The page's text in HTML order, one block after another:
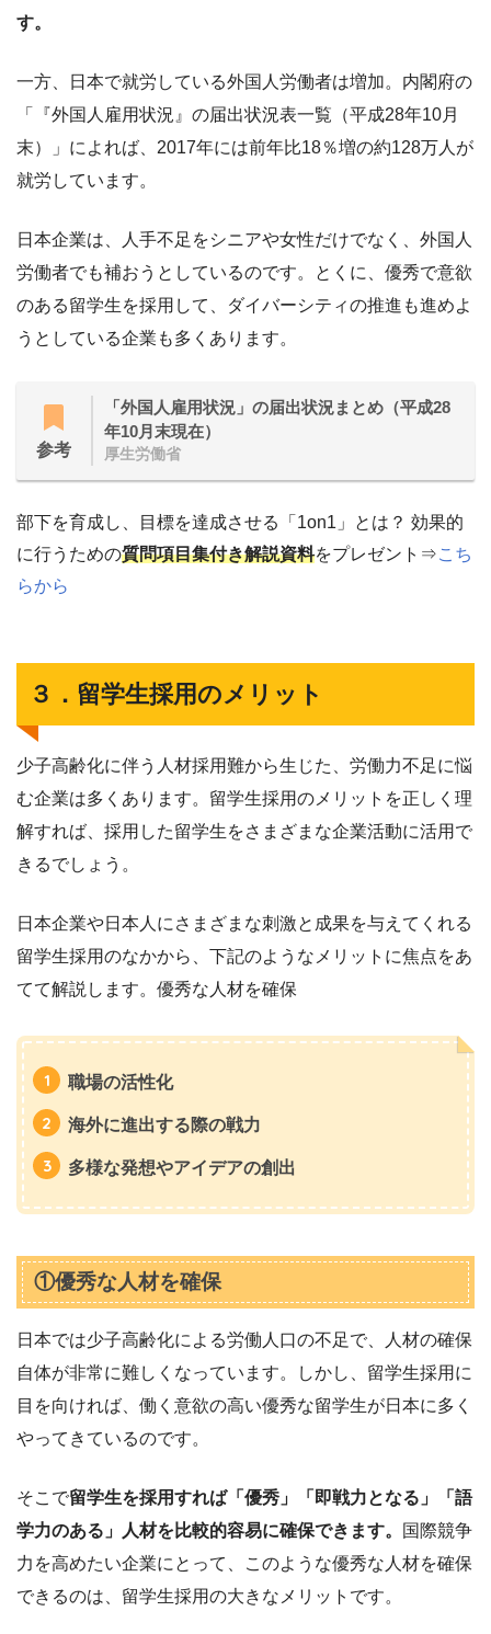
す。
一方、日本で就労している外国人労働者は増加。内閣府の
「『外国人雇用状況』の届出状況表一覧（平成28年10月
末）」によれば、2017年には前年比18％増の約128万人が
就労しています。
日本企業は、人手不足をシニアや女性だけでなく、外国人
労働者でも補おうとしているのです。とくに、優秀で意欲
のある留学生を採用して、ダイバーシティの推進も進めよ
うとしている企業も多くあります。
参考
「外国人雇用状況」の届出状況まとめ（平成28
年10月末現在）
厚生労働省
部下を育成し、目標を達成させる「1on1」とは？ 効果的
に行うための質問項目集付き解説資料をプレゼント⇒こち
らから
３．留学生採用のメリット
少子高齢化に伴う人材採用難から生じた、労働力不足に悩
む企業は多くあります。留学生採用のメリットを正しく理
解すれば、採用した留学生をさまざまな企業活動に活用で
きるでしょう。
日本企業や日本人にさまざまな刺激と成果を与えてくれる
留学生採用のなかから、下記のようなメリットに焦点をあ
てて解説します。優秀な人材を確保
職場の活性化
海外に進出する際の戦力
多様な発想やアイデアの創出
①優秀な人材を確保
日本では少子高齢化による労働人口の不足で、人材の確保
自体が非常に難しくなっています。しかし、留学生採用に
目を向ければ、働く意欲の高い優秀な留学生が日本に多く
やってきているのです。
そこで留学生を採用すれば「優秀」「即戦力となる」「語
学力のある」人材を比較的容易に確保できます。
国際競争
力を高めたい企業にとって、このような優秀な人材を確保
できるのは、留学生採用の大きなメリットです。